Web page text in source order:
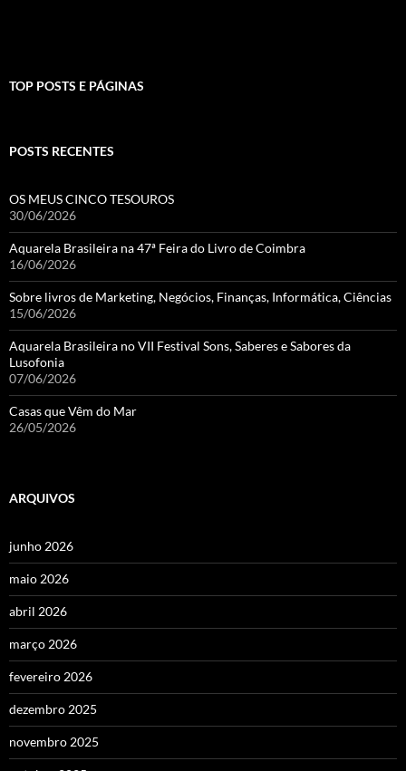
TOP POSTS E PÁGINAS
POSTS RECENTES
OS MEUS CINCO TESOUROS
30/06/2026
Aquarela Brasileira na 47ª Feira do Livro de Coimbra
16/06/2026
Sobre livros de Marketing, Negócios, Finanças, Informática, Ciências
15/06/2026
Aquarela Brasileira no VII Festival Sons, Saberes e Sabores da
Lusofonia
07/06/2026
Casas que Vêm do Mar
26/05/2026
ARQUIVOS
junho 2026
maio 2026
abril 2026
março 2026
fevereiro 2026
dezembro 2025
novembro 2025